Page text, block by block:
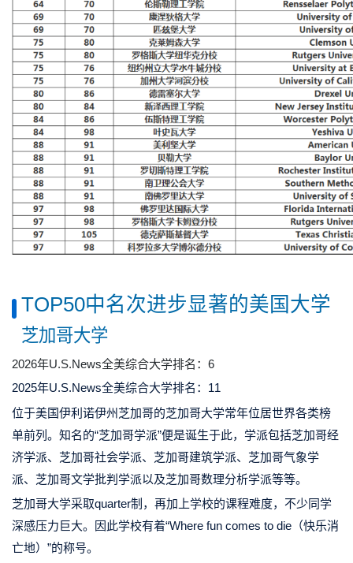
TOP50中名次进步显著的美国大学
芝加哥大学
2026年U.S.News全美综合大学排名：6
2025年U.S.News全美综合大学排名：11
位于美国伊利诺伊州芝加哥的芝加哥大学常年位居世界各类榜
单前列。知名的“芝加哥学派”便是诞生于此，学派包括芝加哥经
济学派、芝加哥社会学派、芝加哥建筑学派、芝加哥气象学
派、芝加哥文学批判学派以及芝加哥数理分析学派等等。
芝加哥大学采取quarter制，再加上学校的课程难度，不少同学
深感压力巨大。因此学校有着“Where fun comes to die（快乐消
亡地）”的称号。